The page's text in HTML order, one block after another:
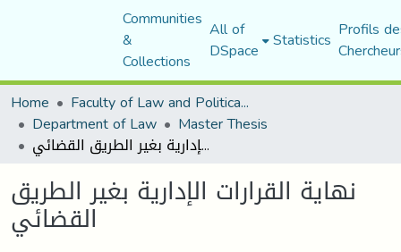
Communities
&
Collections
All of
DSpace Statistics Profils
Home
Faculty of Law and Political Science
Department of Law Master Thesis
نهاية القرارات الإدارية بغير الطريق القضائي
نهاية القرارات الإدارية بغير الطريق
القضائي